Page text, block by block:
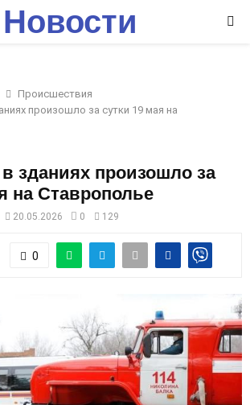
Новости
Происшествия
произошло за сутки 19 мая на
зданиях произошло за
на Ставрополье
20.05.2026 0 129
0